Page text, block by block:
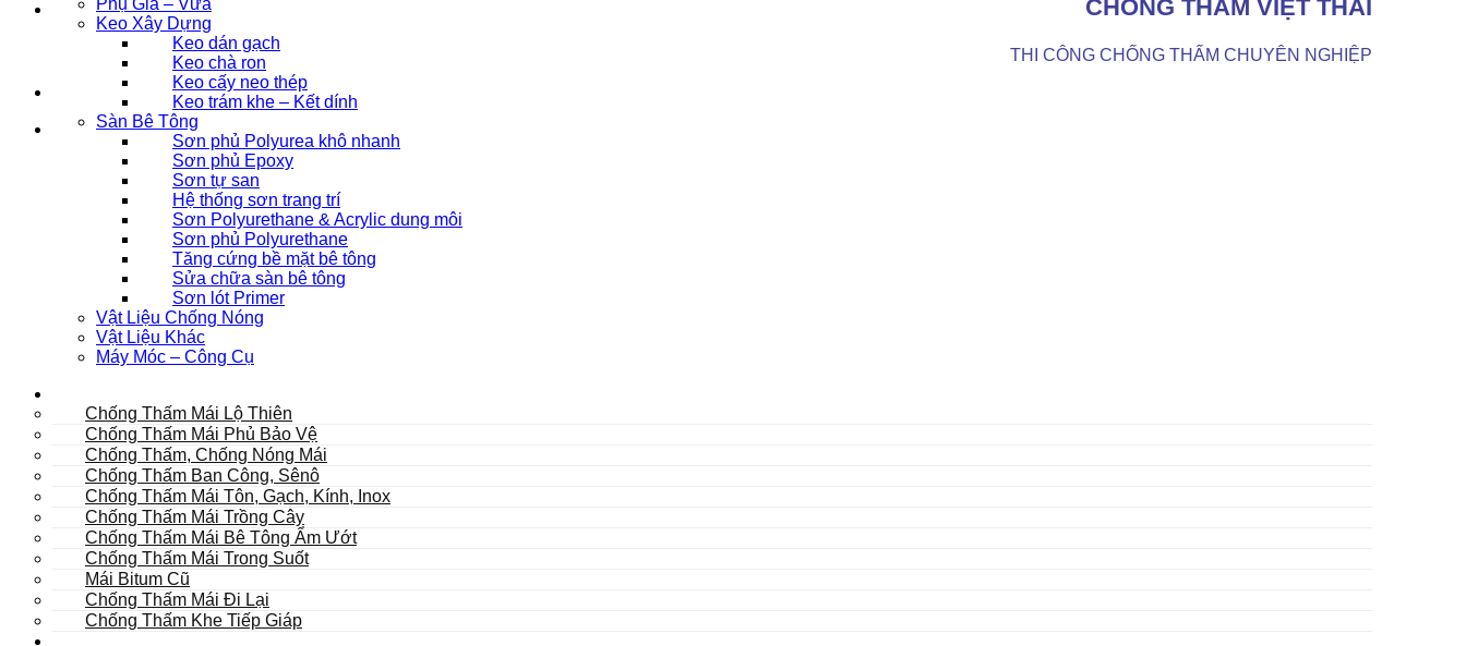
CHỐNG THẤM VIỆT THÁI
THI CÔNG CHỐNG THẤM CHUYÊN NGHIỆP
Phụ Gia – Vữa
Keo Xây Dựng
Keo dán gạch
Keo chà ron
Keo cấy neo thép
Keo trám khe – Kết dính
Sàn Bê Tông
Sơn phủ Polyurea khô nhanh
Sơn phủ Epoxy
Sơn tự san
Hệ thống sơn trang trí
Sơn Polyurethane & Acrylic dung môi
Sơn phủ Polyurethane
Tăng cứng bề mặt bê tông
Sửa chữa sàn bê tông
Sơn lót Primer
Vật Liệu Chống Nóng
Vật Liệu Khác
Máy Móc – Công Cụ
Chống Thấm Mái Lộ Thiên
Chống Thấm Mái Phủ Bảo Vệ
Chống Thấm, Chống Nóng Mái
Chống Thấm Ban Công, Sênô
Chống Thấm Mái Tôn, Gạch, Kính, Inox
Chống Thấm Mái Trồng Cây
Chống Thấm Mái Bê Tông Ẩm Ướt
Chống Thấm Mái Trong Suốt
Mái Bitum Cũ
Chống Thấm Mái Đi Lại
Chống Thấm Khe Tiếp Giáp